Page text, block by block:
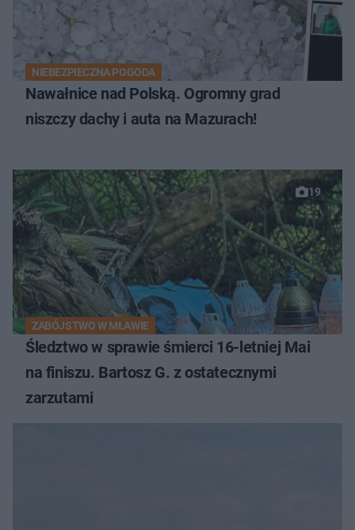
NIEBEZPIECZNA POGODA
Nawałnice nad Polską. Ogromny grad
niszczy dachy i auta na Mazurach!
19
ZABÓJSTWO W MŁAWIE
Śledztwo w sprawie śmierci 16-letniej Mai
na finiszu. Bartosz G. z ostatecznymi
zarzutami